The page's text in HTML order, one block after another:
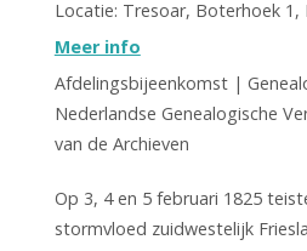
Locatie: Tresoar, Boterhoek 1,
Meer info
Afdelingsbijeenkomst |
Nederlandse Genealogische
van de Archieven
Op 3, 4 en 5 februari 1825
stormvloed zuidwestelijk